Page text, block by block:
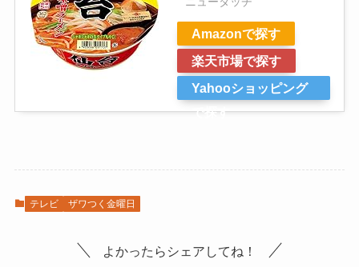
Amazonで探す
楽天市場で探す
Yahooショッピング
で探す
テレビ ザワつく金曜日
よかったらシェアしてね！